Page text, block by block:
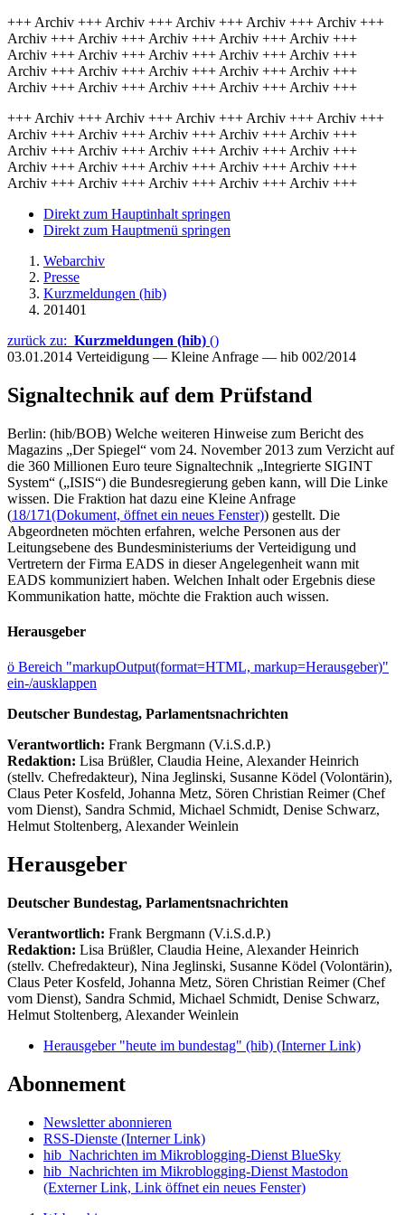
+++ Archiv +++ Archiv +++ Archiv +++ Archiv +++ Archiv +++
Archiv +++ Archiv +++ Archiv +++ Archiv +++ Archiv +++
Archiv +++ Archiv +++ Archiv +++ Archiv +++ Archiv +++
Archiv +++ Archiv +++ Archiv +++ Archiv +++ Archiv +++
Archiv +++ Archiv +++ Archiv +++ Archiv +++ Archiv +++
+++ Archiv +++ Archiv +++ Archiv +++ Archiv +++ Archiv +++
Archiv +++ Archiv +++ Archiv +++ Archiv +++ Archiv +++
Archiv +++ Archiv +++ Archiv +++ Archiv +++ Archiv +++
Archiv +++ Archiv +++ Archiv +++ Archiv +++ Archiv +++
Archiv +++ Archiv +++ Archiv +++ Archiv +++ Archiv +++
Direkt zum Hauptinhalt springen
Direkt zum Hauptmenü springen
Webarchiv
Presse
Kurzmeldungen (hib)
201401
zurück zu: Kurzmeldungen (hib) ()
03.01.2014 Verteidigung — Kleine Anfrage — hib 002/2014
Signaltechnik auf dem Prüfstand
Berlin: (hib/BOB) Welche weiteren Hinweise zum Bericht des
Magazins „Der Spiegel“ vom 24. November 2013 zum Verzicht auf
die 360 Millionen Euro teure Signaltechnik „Integrierte SIGINT
System“ („ISIS“) die Bundesregierung geben kann, will Die Linke
wissen. Die Fraktion hat dazu eine Kleine Anfrage
(18/171(Dokument, öffnet ein neues Fenster)) gestellt. Die
Abgeordneten möchten erfahren, welche Personen aus der
Leitungsebene des Bundesministeriums der Verteidigung und
Vertretern der Firma EADS in dieser Angelegenheit wann mit
EADS kommuniziert haben. Welchen Inhalt oder Ergebnis diese
Kommunikation hatte, möchte die Fraktion auch wissen.
Herausgeber
ö Bereich "markupOutput(format=HTML, markup=Herausgeber)"
ein-/ausklappen
Deutscher Bundestag, Parlamentsnachrichten
Verantwortlich: Frank Bergmann (V.i.S.d.P.)
Redaktion: Lisa Brüßler, Claudia Heine, Alexander Heinrich
(stellv. Chefredakteur), Nina Jeglinski, Susanne Ködel (Volontärin),
Claus Peter Kosfeld, Johanna Metz, Sören Christian Reimer (Chef
vom Dienst), Sandra Schmid, Michael Schmidt, Denise Schwarz,
Helmut Stoltenberg, Alexander Weinlein
Herausgeber
Deutscher Bundestag, Parlamentsnachrichten
Verantwortlich: Frank Bergmann (V.i.S.d.P.)
Redaktion: Lisa Brüßler, Claudia Heine, Alexander Heinrich
(stellv. Chefredakteur), Nina Jeglinski, Susanne Ködel (Volontärin),
Claus Peter Kosfeld, Johanna Metz, Sören Christian Reimer (Chef
vom Dienst), Sandra Schmid, Michael Schmidt, Denise Schwarz,
Helmut Stoltenberg, Alexander Weinlein
Herausgeber "heute im bundestag" (hib) (Interner Link)
Abonnement
Newsletter abonnieren
RSS-Dienste (Interner Link)
hib_Nachrichten im Mikroblogging-Dienst BlueSky
hib_Nachrichten im Mikroblogging-Dienst Mastodon
(Externer Link, Link öffnet ein neues Fenster)